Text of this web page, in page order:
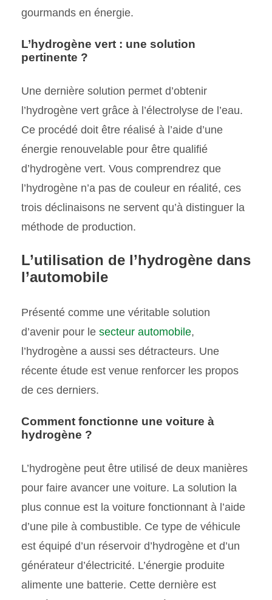
gourmands en énergie.
L’hydrogène vert : une solution
pertinente ?
Une dernière solution permet d’obtenir
l’hydrogène vert grâce à l’électrolyse de l’eau.
Ce procédé doit être réalisé à l’aide d’une
énergie renouvelable pour être qualifié
d’hydrogène vert. Vous comprendrez que
l’hydrogène n’a pas de couleur en réalité, ces
trois déclinaisons ne servent qu’à distinguer la
méthode de production.
L’utilisation de l’hydrogène dans
l’automobile
Présenté comme une véritable solution
d’avenir pour le secteur automobile,
l’hydrogène a aussi ses détracteurs. Une
récente étude est venue renforcer les propos
de ces derniers.
Comment fonctionne une voiture à
hydrogène ?
L’hydrogène peut être utilisé de deux manières
pour faire avancer une voiture. La solution la
plus connue est la voiture fonctionnant à l’aide
d’une pile à combustible. Ce type de véhicule
est équipé d’un réservoir d’hydrogène et d’un
générateur d’électricité. L’énergie produite
alimente une batterie. Cette dernière est